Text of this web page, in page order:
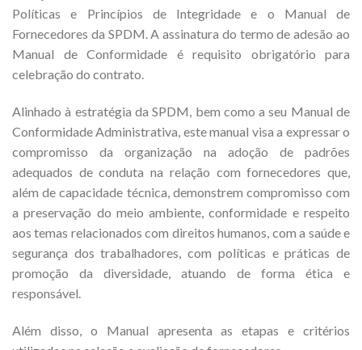
Políticas e Princípios de Integridade e o Manual de
Fornecedores da SPDM. A assinatura do termo de adesão ao
Manual de Conformidade é requisito obrigatório para
celebração do contrato.
Alinhado à estratégia da SPDM, bem como a seu Manual de
Conformidade Administrativa, este manual visa a expressar o
compromisso da organização na adoção de padrões
adequados de conduta na relação com fornecedores que,
além de capacidade técnica, demonstrem compromisso com
a preservação do meio ambiente, conformidade e respeito
aos temas relacionados com direitos humanos, com a saúde e
segurança dos trabalhadores, com políticas e práticas de
promoção da diversidade, atuando de forma ética e
responsável.
Além disso, o Manual apresenta as etapas e critérios